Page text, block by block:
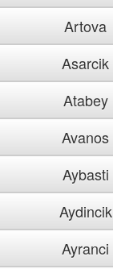
Artova
Asarcik
Atabey
Avanos
Aybasti
Aydincik
Ayranci